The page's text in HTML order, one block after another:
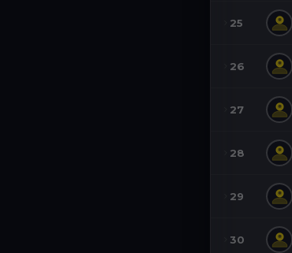
25
26
27
28
29
30